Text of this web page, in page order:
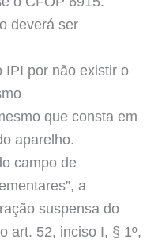
deverá ser
IPI por não existir o
que consta em
aparelho.
campo de
a
suspensa do
art. 52, inciso I, § 1º,